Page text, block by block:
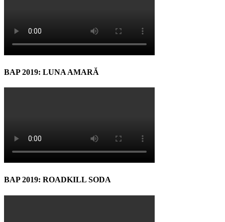
BAP 2019: LUNA AMARĂ
BAP 2019: ROADKILL SODA